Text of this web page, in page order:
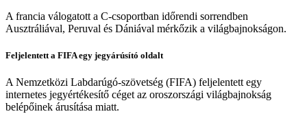
A francia válogatott a C-csoportban időrendi sorrendben
Ausztráliával, Peruval és Dániával mérkőzik a világbajnokságon.
Feljelentett a FIFA egy jegyárúsító oldalt
A Nemzetközi Labdarúgó-szövetség (FIFA) feljelentett egy
internetes jegyértékesítő céget az oroszországi világbajnokság
belépőinek árusítása miatt.